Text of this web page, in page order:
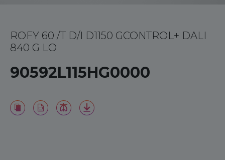
ROFY 60 /T D/I D1150 GCONTROL+ DALI
840 G LO
90592L115HG0000